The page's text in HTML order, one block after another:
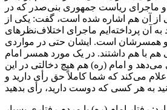
و ماجرای ریاست جمهوری بنی‌صدر که در
از آن هم اشاره شده است، گفت: یکی از
آن پرداخته‌ایم ماجرای اختلاف‌نظرهای
همسرشان است. ایشان حتی در مواردی
با هم داشتند. در یک مورد همسر امام
و امام (ره) هم هیچ دخالتی در این
می‌کند که شما کاملاً حق رأی دارید و